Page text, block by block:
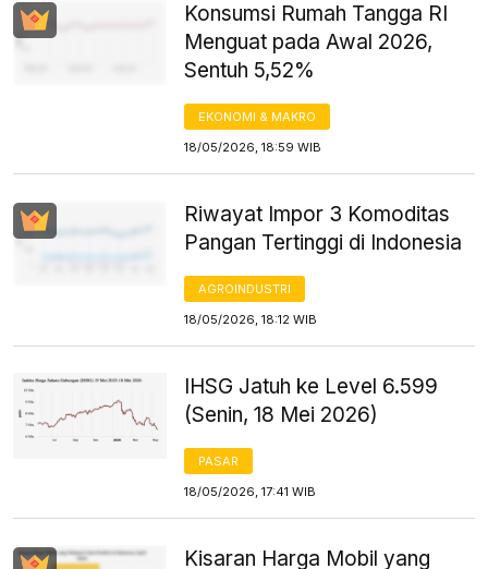
Konsumsi Rumah Tangga RI
Menguat pada Awal 2026,
Sentuh 5,52%
EKONOMI & MAKRO
18/05/2026, 18:59 WIB
Riwayat Impor 3 Komoditas
Pangan Tertinggi di Indonesia
AGROINDUSTRI
18/05/2026, 18:12 WIB
IHSG Jatuh ke Level 6.599
(Senin, 18 Mei 2026)
PASAR
18/05/2026, 17:41 WIB
Kisaran Harga Mobil yang